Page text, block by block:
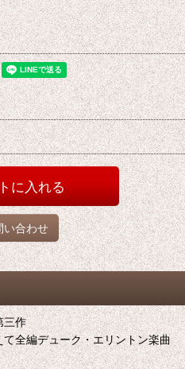
に入れる
い合わせ
三作
全編デューク・エリントン楽曲